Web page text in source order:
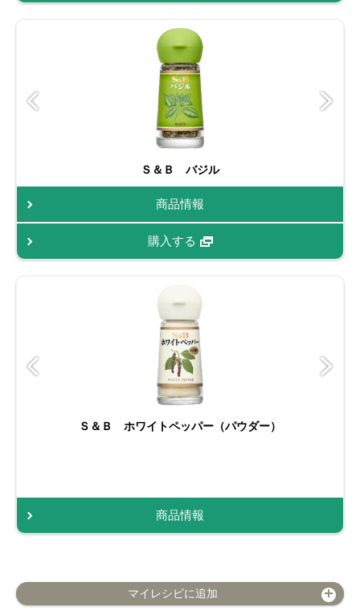
Ｓ＆Ｂ バジル
商品情報
購入する
Ｓ＆Ｂ ホワイトペッパー（パウダー）
商品情報
マイレシピに追加